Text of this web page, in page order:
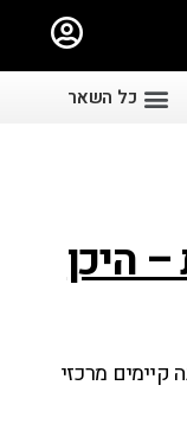
כל השאר
היכן
קיימים מרכזי